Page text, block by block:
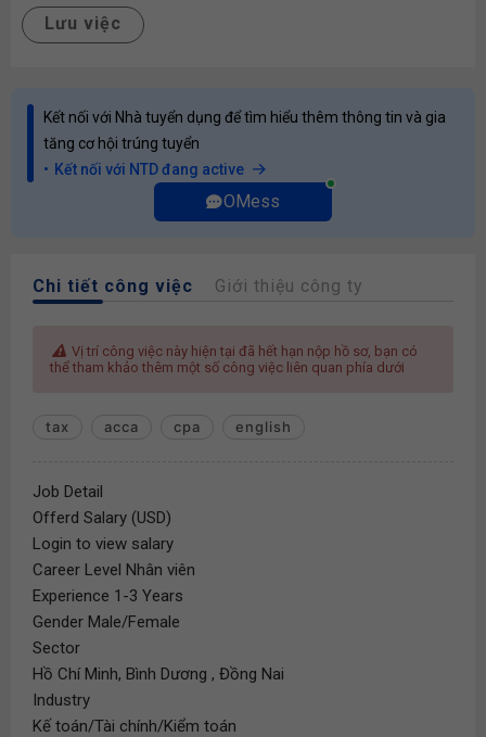
Lưu việc
Kết nối với Nhà tuyển dụng để tìm hiểu thêm thông tin và gia
tăng cơ hội trúng tuyển
Kết nối với NTD đang active
OMess
Chi tiết công việc Giới thiệu công ty
Vị trí công việc này hiện tại đã hết hạn nộp hồ sơ, bạn có
thể tham khảo thêm một số công việc liên quan phía dưới
tax acca cpa english
Job Detail
Offerd Salary (USD)
Login to view salary
Career Level Nhân viên
Experience 1-3 Years
Gender Male/Female
Sector
Hồ Chí Minh, Bình Dương , Đồng Nai
Industry
Kế toán/Tài chính/Kiểm toán